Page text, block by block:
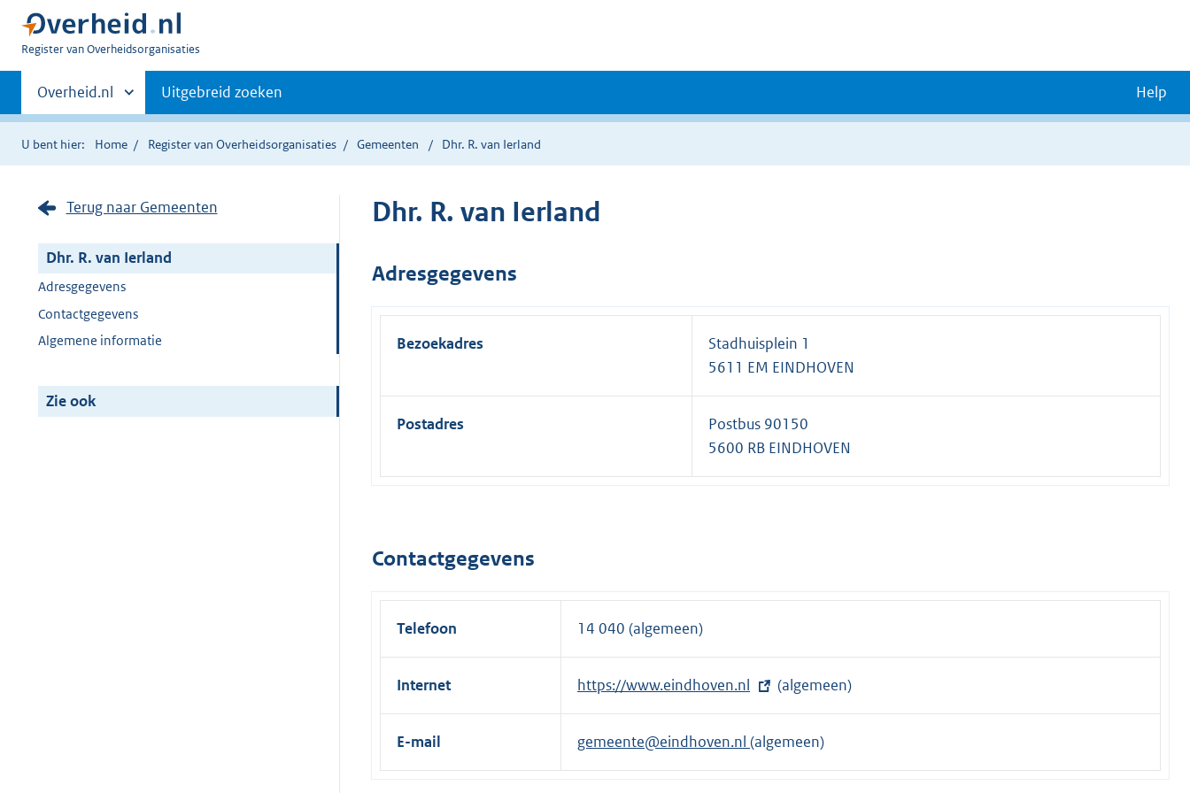
U
Register van Overheidsorganisaties
Primaire
navigatie
Andere
sites
binnen
Overheid.nl Uitgebreid zoeken Help
U bent hier: Home Register van Overheidsorganisaties Gemeenten Dhr. R. van Ierland
Terug naar Gemeenten
Dhr. R. van Ierland
Adresgegevens
Contactgegevens
Algemene informatie
Zie ook
Dhr. R. van Ierland
Adresgegevens
Bezoekadres
Stadhuisplein 1
5611 EM EINDHOVEN
Postadres
Postbus 90150
5600 RB EINDHOVEN
Contactgegevens
Telefoon 14 040 (algemeen)
Internet
E
x
e
r
https://www.eindhoven.nl (algemeen)
E-mail gemeente@eindhoven.nl (algemeen)